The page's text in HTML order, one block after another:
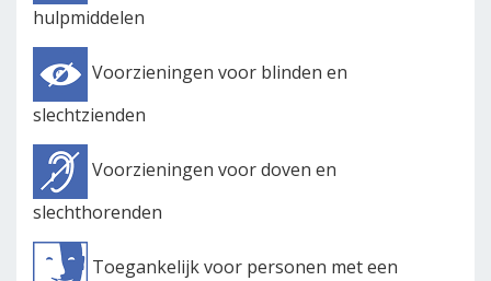
hulpmiddelen
Voorzieningen voor blinden en
slechtzienden
Voorzieningen voor doven en
slechthorenden
Toegankelijk voor personen met een